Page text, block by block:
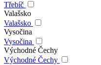
Třebíč
Valašsko
Valašsko
Vysočina
Vysočina
Východné Čechy
Východné Čechy